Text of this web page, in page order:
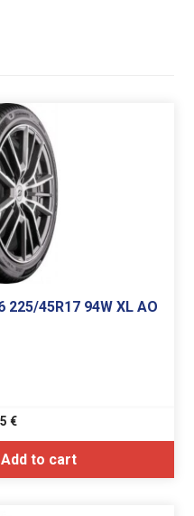
45R17 94W XL AO
€
Add to cart